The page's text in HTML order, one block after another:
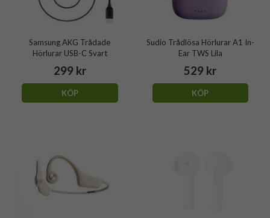
Samsung AKG Trådade
Hörlurar USB-C Svart
299 kr
KÖP
Sudio Trådlösa Hörlurar A1 In-
Ear TWS Lila
529 kr
KÖP